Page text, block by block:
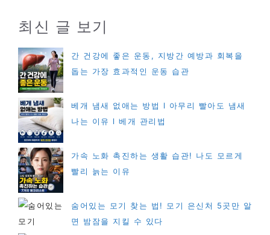
최신 글 보기
간 건강에 좋은 운동, 지방간 예방과 회복을
돕는 가장 효과적인 운동 습관
베개 냄새 없애는 방법 l 아무리 빨아도 냄새
나는 이유 l 베개 관리법
가속 노화 촉진하는 생활 습관! 나도 모르게
빨리 늙는 이유
숨어있는 모기 찾는 법! 모기 은신처 5곳만 알
면 밤잠을 지킬 수 있다